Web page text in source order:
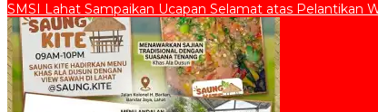
SMSI Lahat Sampaikan Ucapan Selamat atas Pelantikan